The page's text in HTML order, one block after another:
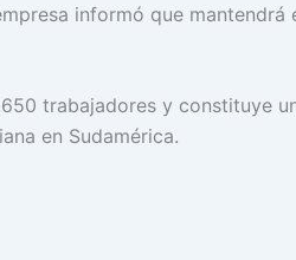
informó que mantendrá
trabajadores y constituye
en Sudamérica.